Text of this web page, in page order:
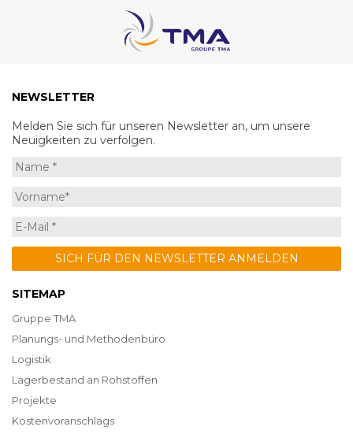
NEWSLETTER
Melden Sie sich für unseren Newsletter an, um unsere
Neuigkeiten zu verfolgen.
SITEMAP
Gruppe TMA
Planungs- und Methodenbüro
Logistik
Lagerbestand an Rohstoffen
Projekte
Kostenvoranschlags